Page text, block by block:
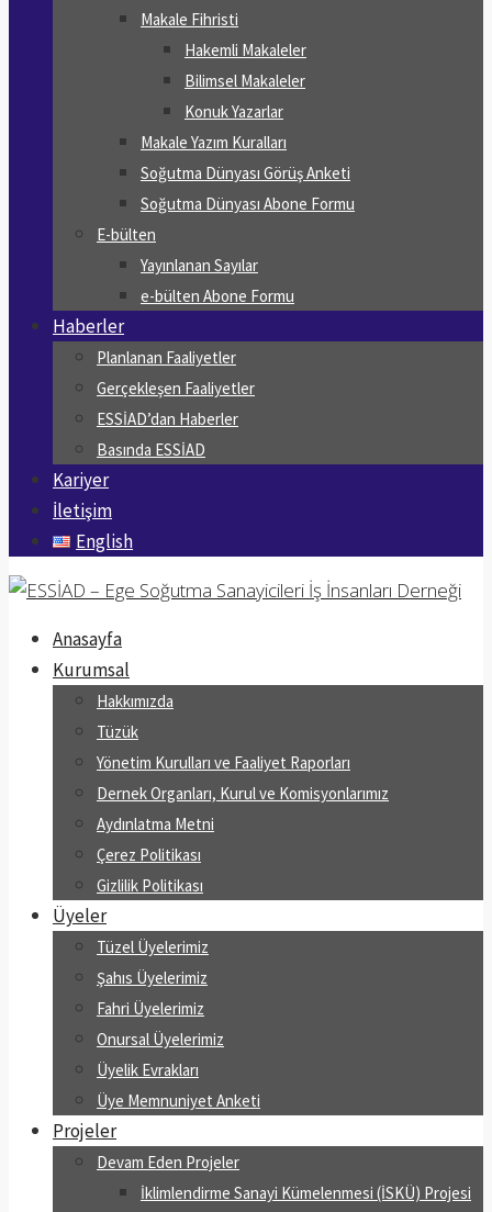
Makale Fihristi
Hakemli Makaleler
Bilimsel Makaleler
Konuk Yazarlar
Makale Yazım Kuralları
Soğutma Dünyası Görüş Anketi
Soğutma Dünyası Abone Formu
E-bülten
Yayınlanan Sayılar
e-bülten Abone Formu
Haberler
Planlanan Faaliyetler
Gerçekleşen Faaliyetler
ESSİAD’dan Haberler
Basında ESSİAD
Kariyer
İletişim
English
Anasayfa
Kurumsal
Hakkımızda
Tüzük
Yönetim Kurulları ve Faaliyet Raporları
Dernek Organları, Kurul ve Komisyonlarımız
Aydınlatma Metni
Çerez Politikası
Gizlilik Politikası
Üyeler
Tüzel Üyelerimiz
Şahıs Üyelerimiz
Fahri Üyelerimiz
Onursal Üyelerimiz
Üyelik Evrakları
Üye Memnuniyet Anketi
Projeler
Devam Eden Projeler
İklimlendirme Sanayi Kümelenmesi (İSKÜ) Projesi